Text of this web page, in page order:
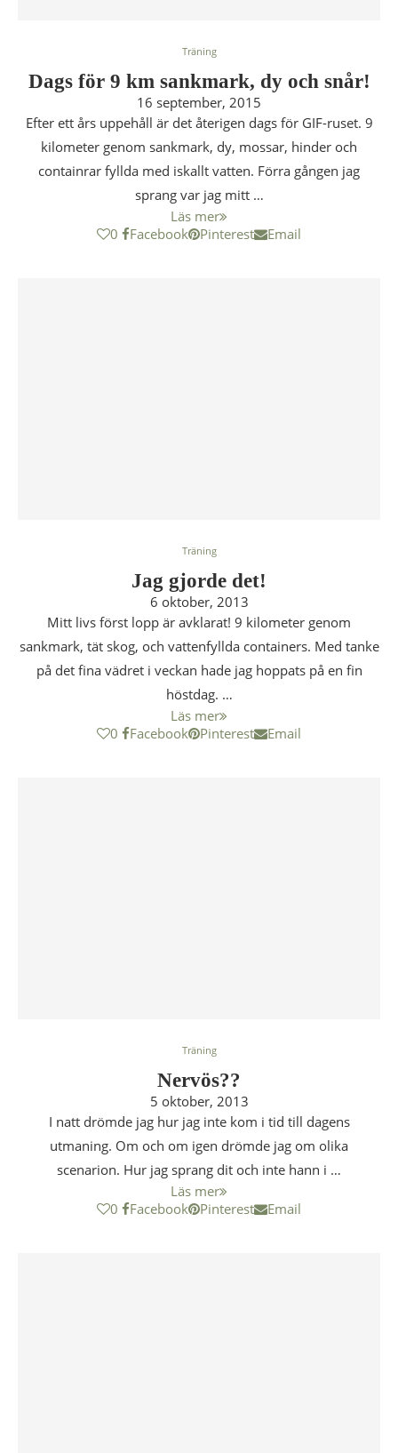
Träning
Dags för 9 km sankmark, dy och snår!
16 september, 2015
Efter ett års uppehåll är det återigen dags för GIF-ruset. 9
kilometer genom sankmark, dy, mossar, hinder och
containrar fyllda med iskallt vatten. Förra gången jag
sprang var jag mitt …
Läs mer
0
Facebook Pinterest Email
Träning
Jag gjorde det!
6 oktober, 2013
Mitt livs först lopp är avklarat! 9 kilometer genom
sankmark, tät skog, och vattenfyllda containers. Med tanke
på det fina vädret i veckan hade jag hoppats på en fin
höstdag. …
Läs mer
0
Facebook Pinterest Email
Träning
Nervös??
5 oktober, 2013
I natt drömde jag hur jag inte kom i tid till dagens
utmaning. Om och om igen drömde jag om olika
scenarion. Hur jag sprang dit och inte hann i …
Läs mer
0
Facebook Pinterest Email